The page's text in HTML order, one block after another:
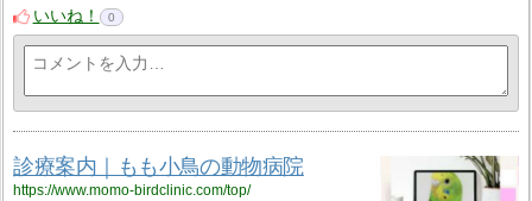
いいね！
0
診療案内｜もも小鳥の動物病院
https://www.momo-birdclinic.com/top/